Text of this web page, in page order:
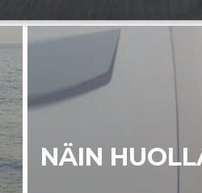
NÄIN